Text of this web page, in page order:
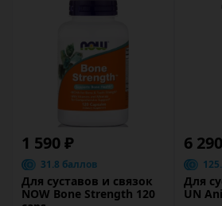
1 590 ₽
31.8 баллов
Для суставов и связок
NOW Bone Strength 120
6
Для
UN